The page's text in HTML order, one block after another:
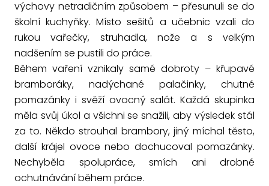
výchovy netradičním způsobem – přesunuli se do
školní kuchyňky. Místo sešitů a učebnic vzali do
rukou vařečky, struhadla, nože a s velkým
nadšením se pustili do práce.
Během vaření vznikaly samé dobroty – křupavé
bramboráky, nadýchané palačinky, chutné
pomazánky i svěží ovocný salát. Každá skupinka
měla svůj úkol a všichni se snažili, aby výsledek stál
za to. Někdo strouhal brambory, jiný míchal těsto,
další krájel ovoce nebo dochucoval pomazánky.
Nechyběla spolupráce, smích ani drobné
ochutnávání během práce.